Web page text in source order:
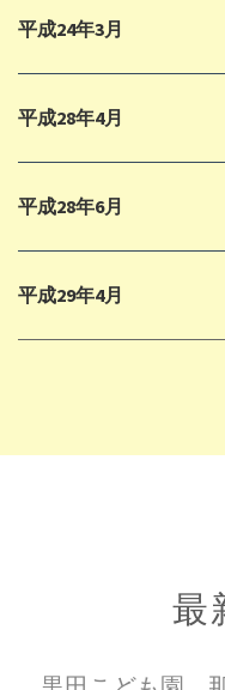
平成24年3月
平成28年4月
平成28年6月
平成29年4月
最